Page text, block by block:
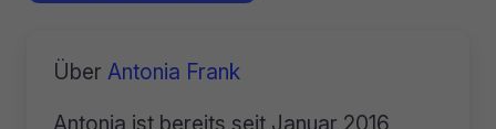
Über Antonia Frank
Antonia ist bereits seit Januar 2016